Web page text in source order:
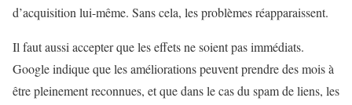
d’acquisition lui-même. Sans cela, les problèmes réapparaissent.
Il faut aussi accepter que les effets ne soient pas immédiats.
Google indique que les améliorations peuvent prendre des mois à
être pleinement reconnues, et que dans le cas du spam de liens, les